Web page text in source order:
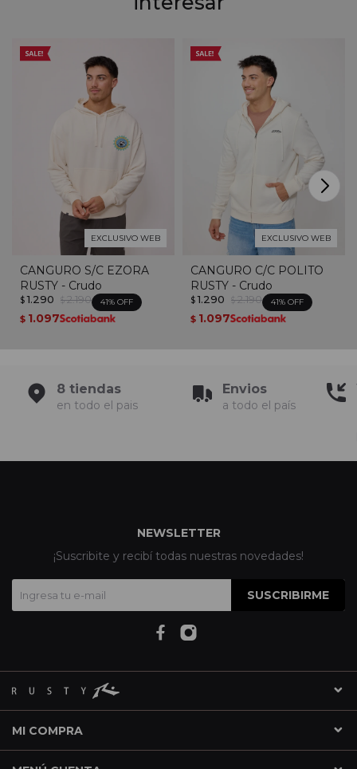
EXCLUSIVO WEB
CANGURO S/C EZORA
RUSTY - Crudo
$ 1.290 $ 2.190 41
$ 1.097
EXCLUSIVO WEB
CANGURO C/C POLITO
RUSTY - Crudo
$ 1.290 $ 2.190 41
$ 1.097
8 tiendas
en todo el pais
Envios
a todo el país
MI COMPRA
NEWSLETTER
¡Suscribite y recibí todas nuestras novedades!
SUSCRIBIRME